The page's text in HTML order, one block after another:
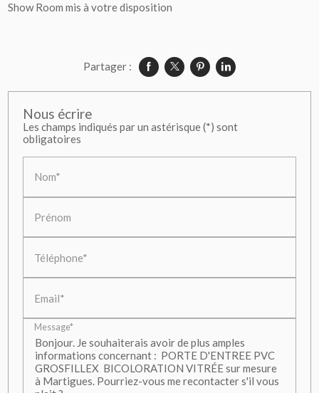
Show Room mis à votre disposition
Partager :
Nous écrire
Les champs indiqués par un astérisque (*) sont
obligatoires
Nom*
Prénom
Téléphone*
Email*
Message*